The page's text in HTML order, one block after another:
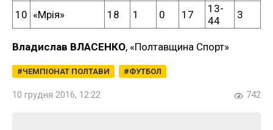
10 «Мрія» 18 1 0 17
13-
44
3
Владислав ВЛАСЕНКО, «Полтавщина Спорт»
ЧЕМПІОНАТ ПОЛТАВИ ФУТБОЛ
10 грудня 2016, 12:22 742